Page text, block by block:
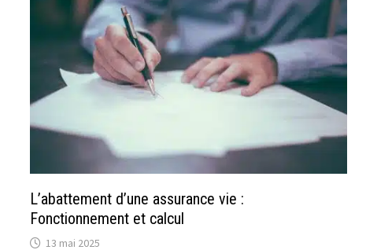
L’abattement d’une assurance vie :
Fonctionnement et calcul
13 mai 2025